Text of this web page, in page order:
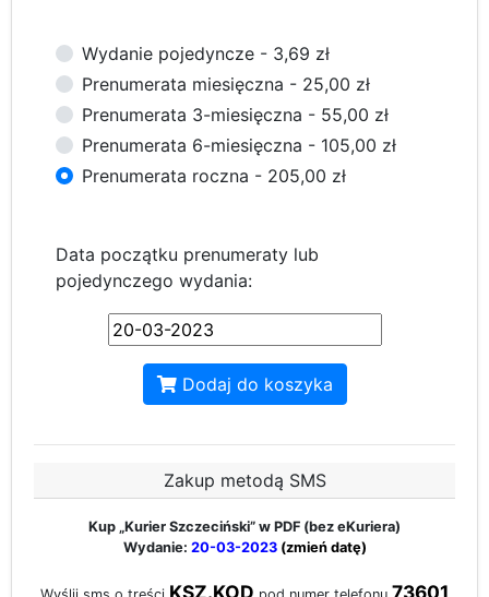
Wydanie pojedyncze - 3,69 zł
Prenumerata miesięczna - 25,00 zł
Prenumerata 3-miesięczna - 55,00 zł
Prenumerata 6-miesięczna - 105,00 zł
Prenumerata roczna - 205,00 zł
Data początku prenumeraty lub
pojedynczego wydania:
Dodaj do koszyka
Zakup metodą SMS
Kup „Kurier Szczeciński” w PDF (bez eKuriera)
Wydanie: 20-03-2023 (zmień datę)
KSZ.KOD 73601